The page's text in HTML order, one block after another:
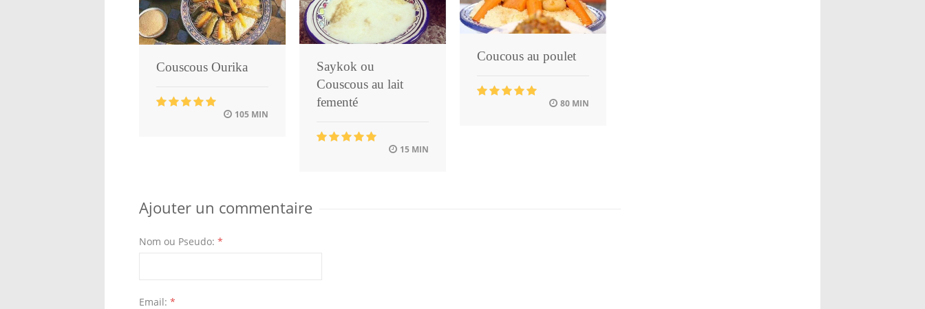
Couscous Ourika
105 MIN
Saykok ou
Couscous au lait
fementé
15 MIN
Coucous au poulet
80 MIN
Ajouter un commentaire
Nom ou Pseudo: *
Email: *